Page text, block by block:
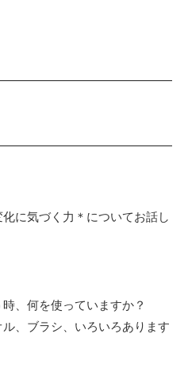
に気づく力＊についてお話し
、何を使っていますか？
、ブラシ、いろいろあります